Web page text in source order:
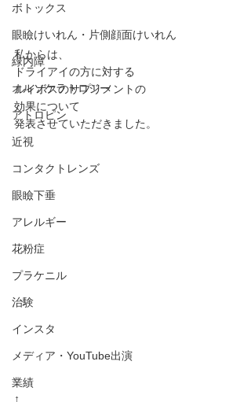
ボトックス
眼瞼けいれん・片側顔面けいれん
緑内障
オルソケラトロジー
アトロピン
近視
コンタクトレンズ
眼瞼下垂
アレルギー
花粉症
プラケニル
治験
インスタ
メディア・YouTube出演
業績
私からは、
ドライアイの方に対する
ルイボスのサプリメントの
効果について
発表させていただきました。
⁡↑